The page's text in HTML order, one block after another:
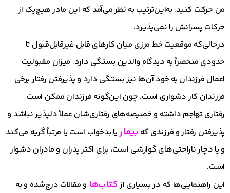
من حرکت کنید. به‌این‌ترتیب به نظر می‌آمد که این مادر هیچ‌یک از
حرکات پسرانش را نمی‌پذیرد.
درحالی‌که موقعیت خط مرزی میان کارهای قابل غیرقابل‌قبول تا
حدودی منحصراً به دیدگاه والدین بستگی دارد، میزان مقبولیت
اعمال فرزندان به خود آن‌ها نیز بستگی دارد و پذیرفتن رفتار برخی
فرزندان کار دشواری است. چون این‌گونه فرزندان ممکن است
رفتاری تهاجم داشته و خصیصه‌های رفتاری‌شان عملاً دلپذیر نباشد و
پذیرفتن رفتار و فرزندی که بیماریا بدخواب است یا مرتباً گریه می‌کند
و یا دچار ناراحتی‌های گوارشی است، برای اکثر پدران و مادران دشوار
است.
این راهنمایی‌ها که در بسیاری ازکتاب‌ها و مقالات درج‌شده و به